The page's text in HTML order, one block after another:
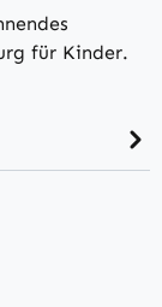
für Kinder.